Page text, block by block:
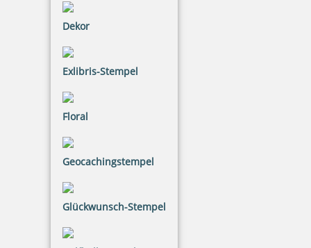
Dekor
Exlibris-Stempel
Floral
Geocachingstempel
Glückwunsch-Stempel